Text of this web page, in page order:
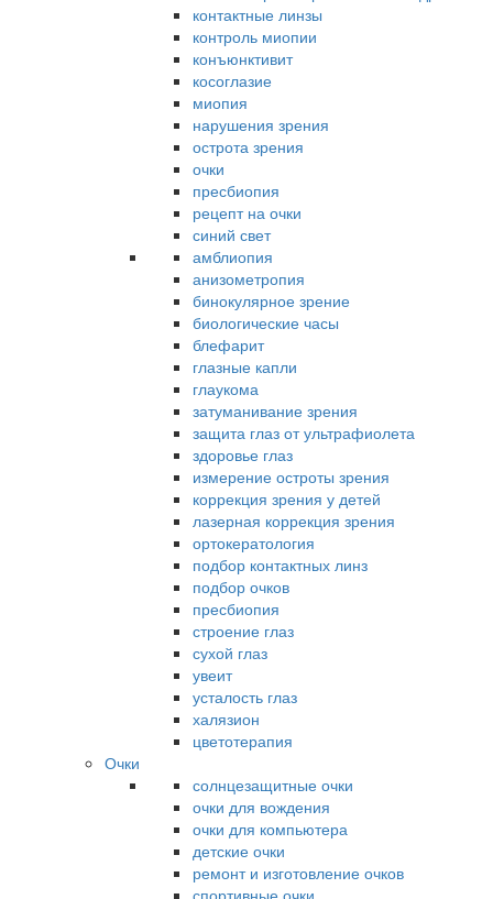
контактные линзы
контроль миопии
конъюнктивит
косоглазие
миопия
нарушения зрения
острота зрения
очки
пресбиопия
рецепт на очки
синий свет
амблиопия
анизометропия
бинокулярное зрение
биологические часы
блефарит
глазные капли
глаукома
затуманивание зрения
защита глаз от ультрафиолета
здоровье глаз
измерение остроты зрения
коррекция зрения у детей
лазерная коррекция зрения
ортокератология
подбор контактных линз
подбор очков
пресбиопия
строение глаз
сухой глаз
увеит
усталость глаз
халязион
цветотерапия
Очки
солнцезащитные очки
очки для вождения
очки для компьютера
детские очки
ремонт и изготовление очков